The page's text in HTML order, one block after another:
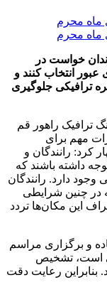
خواست در
انتخاب کنند و
ترافیکی جلوگیری
ترافیک راهور قم
مهم برای
کرد: رانندگان و
داشته باشند که
دارد. رانندگان
در چنین شرایطی
این مکان‌ها تردد
و برگزاری مراسم
است، تشخیص
بنابراین رعایت دقت